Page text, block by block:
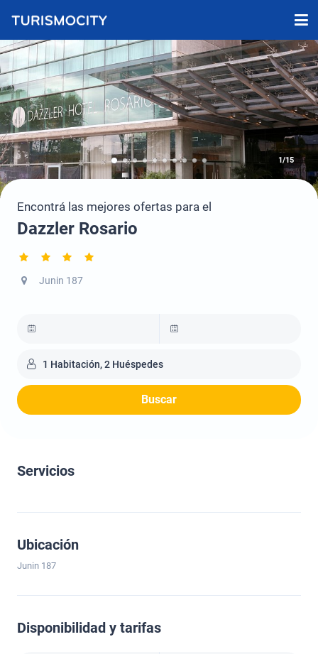
1/15
Encontrá las mejores ofertas para el
Dazzler Rosario
Junin 187
1 Habitación, 2 Huéspedes
Buscar
Servicios
Ubicación
Junin 187
Disponibilidad y tarifas